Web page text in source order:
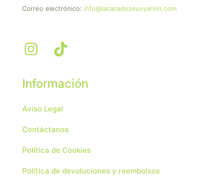
Correo electrónico: info@lacasadezeusyarion.com
Información
Aviso Legal
Contáctanos
Política de Cookies
Política de devoluciones y reembolsos